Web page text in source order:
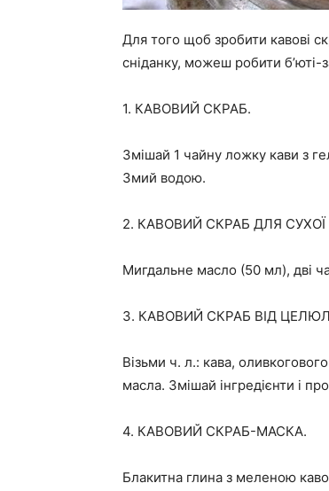
Для того щоб зробити кавові
сніданку, можеш робити б’юті-
1. КАВОВИЙ СКРАБ.
Змішай 1 чайну ложку кави з
Змий водою.
2. КАВОВИЙ СКРАБ ДЛЯ СУХОЇ
Мигдальне масло (50 мл), дві
3. КАВОВИЙ СКРАБ ВІД
Візьми ч. л.: кава,
масла. Змішай інгредієнти і
4. КАВОВИЙ СКРАБ-МАСКА.
Блакитна глина з меленою